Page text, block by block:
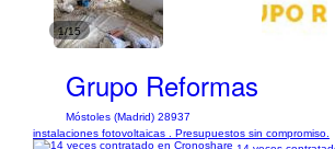
1/15
Grupo Reformas
Móstoles (Madrid) 28937
instalaciones fotovoltaicas . Presupuestos sin compromiso.